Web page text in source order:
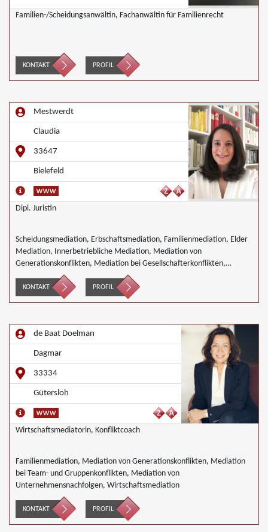
Familien-/Scheidungsanwältin, Fachanwältin für Familienrecht
KONTAKT PROFIL
Mestwerdt
Claudia
33647
Bielefeld
Dipl. Juristin
Scheidungsmediation, Erbschaftsmediation, Familienmediation, Elder
Mediation, Innerbetriebliche Mediation, Mediation von
Generationskonflikten, Mediation bei Gesellschafterkonflikten,
Mediation bei Team- und Gruppenkonflikten, Mediation von
Unternehmensnachfolgen, Mediation in der Wohnungswirtschaft,
Nachbarschaftsmediation
KONTAKT PROFIL
de Baat Doelman
Dagmar
33334
Gütersloh
Wirtschaftsmediatorin, Konfliktcoach
Familienmediation, Mediation von Generationskonflikten, Mediation
bei Team- und Gruppenkonflikten, Mediation von
Unternehmensnachfolgen, Wirtschaftsmediation
KONTAKT PROFIL